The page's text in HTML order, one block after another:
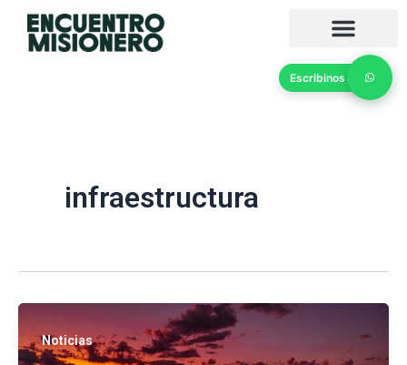
infraestructura
Noticias
Escribinos